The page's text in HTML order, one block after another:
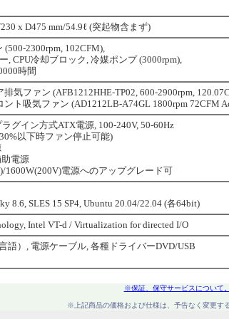
x D475 mm/54.9ℓ (突起物含まず)
2300rpm, 102CFM),
, CPU冷却ブロック, 冷媒ポンプ (3000rpm),
時間
気ファン (AFB1212HHE-TP02, 600-2900rpm,
ト吸気ファン (AD1212LB-A74GL 1800rpm 72CFM
グイン方式ATX電源, 100-240V, 50-60Hz
以下時ファン停止可能)
電源
1600W(200V)電源へのアップグレード可
8.6, SLES 15 SP4, Ubuntu 20.04/22.04 (各64bit)
Intel VT-d / Virtualization for directed I/O
語）, 電源ケーブル, 各種ドライバーDVD/USB
※保証、保守サービスについて。
※上記商品の価格および仕様は、予告なく変更す